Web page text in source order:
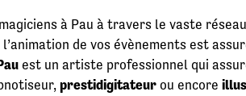
à Pau à travers le vaste
de vos évènements est
est un artiste professionnel qui
prestidigitateur ou encore